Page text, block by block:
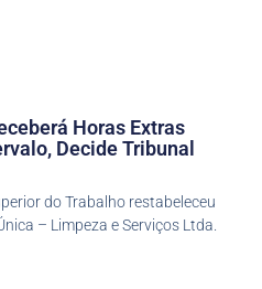
Horas Extras
Decide Tribunal
do Trabalho restabeleceu
– Limpeza e Serviços Ltda.